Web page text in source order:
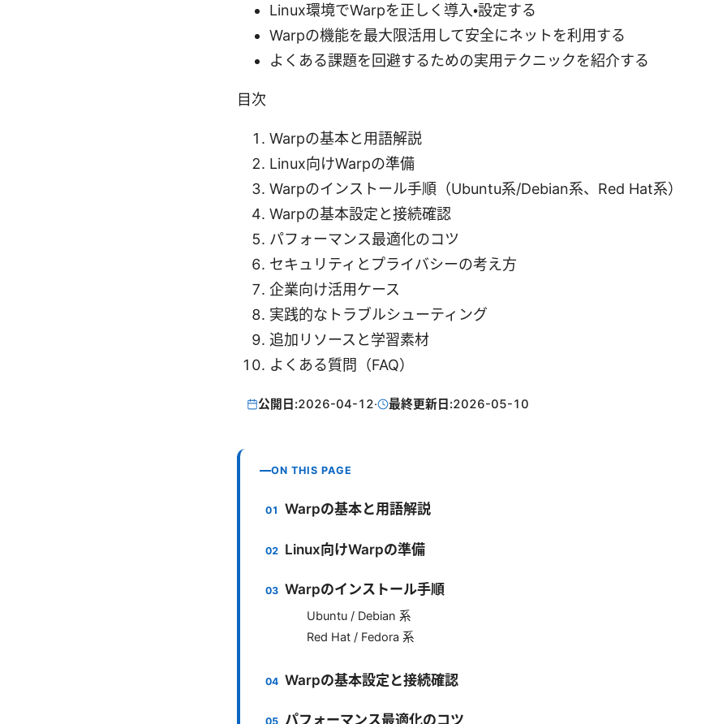
Linux環境でWarpを正しく導入・設定する
Warpの機能を最大限活用して安全にネットを利用する
よくある課題を回避するための実用テクニックを紹介する
目次
Warpの基本と用語解説
Linux向けWarpの準備
Warpのインストール手順（Ubuntu系/Debian系、Red Hat系）
Warpの基本設定と接続確認
パフォーマンス最適化のコツ
セキュリティとプライバシーの考え方
企業向け活用ケース
実践的なトラブルシューティング
追加リソースと学習素材
よくある質問（FAQ）
公開日:2026-04-12· 最終更新日:2026-05-10
ON THIS PAGE
Warpの基本と用語解説
Linux向けWarpの準備
Warpのインストール手順
Ubuntu / Debian 系
Red Hat / Fedora 系
Warpの基本設定と接続確認
パフォーマンス最適化のコツ